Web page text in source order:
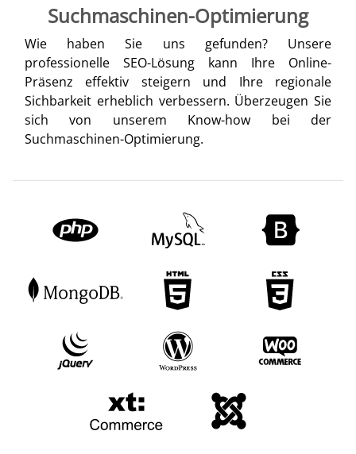
Suchmaschinen-Optimierung
Wie haben Sie uns gefunden? Unsere
professionelle SEO-Lösung kann Ihre Online-
Präsenz effektiv steigern und Ihre regionale
Sichbarkeit erheblich verbessern. Überzeugen Sie
sich von unserem Know-how bei der
Suchmaschinen-Optimierung.